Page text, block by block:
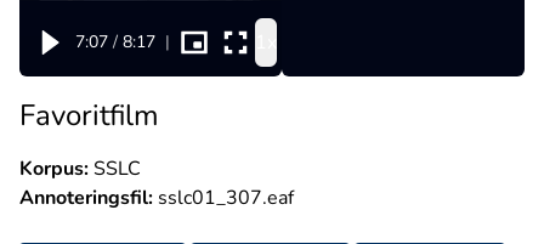
7:07 / 8:17 |
Favoritfilm
Korpus:SSLC
Annoteringsfil: sslc01_307.eaf